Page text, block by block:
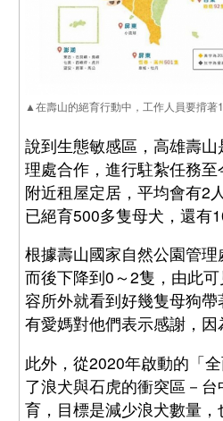
▲在壽山的絕育行動中，工作人員要揹
說到生態敏感區，高雄壽
理處合作，進行駐紮任務
附近租屋定居，平均會有2
已絕育500多隻母犬，還有
根據壽山國家自然公園管
而後下降到0～2隻，由此
容所外就看到好幾隻母狗
有愛媽對他們表示感謝，
此外，從2020年啟動的「
了浪犬與石虎的衝突區－
育，目標是減少浪犬數量